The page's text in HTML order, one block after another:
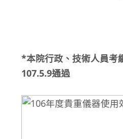
*本院行政、技術人員考
107.5.9通過